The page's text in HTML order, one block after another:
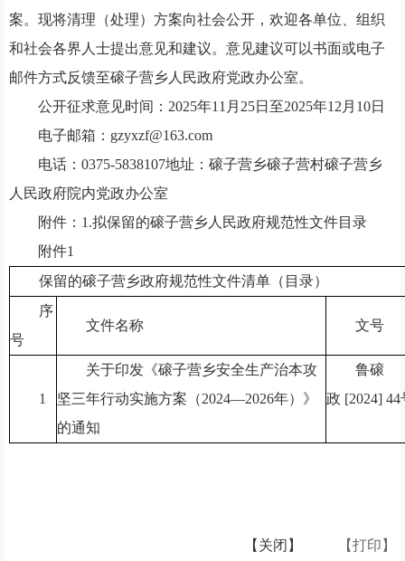
案。现将清理（处理）方案向社会公开 ， 欢迎各单位
组织
和社会各界人士提出意见和建议。 意见建议可以书面或电子
邮件方式反馈至磙子营乡人民政府党政办公室。
公开征求意见时间： 2025年11 月 25日至2025年12 月 10日
电子邮箱： gzyxzf@163.com
电话： 0375-5838107地址： 磙子营乡磙子营村磙子营乡
人民政府院内党政办公室
附件： 1.拟保留的磙子营乡人民政府规范性文件目录
附件1
保留的磙子营乡政府规范性文件清单（目录）
序
号
文件名称 文号
1
关于印发《磙子营乡安全生产治本攻
坚三年行动实施方案（2024—2026年） 》
的通知
鲁磙
政 [2024] 44
【打印】
【关闭】